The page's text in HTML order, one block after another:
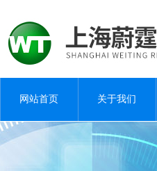
网站首页 关于我们